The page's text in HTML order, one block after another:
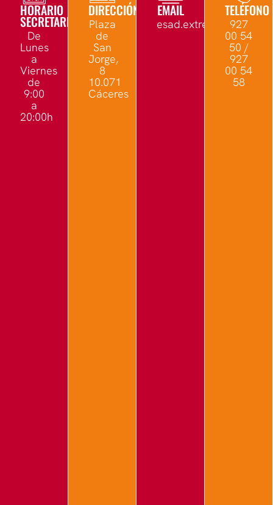
HORARIO
SECRETARÍA
De
Lunes
a
Viernes
de
9:00
a
20:00h
DIRECCIÓN
Plaza
de
San
Jorge,
8
10.071
Cáceres
EMAIL TELÉFONO
927
00 54
50 /
927
00 54
58